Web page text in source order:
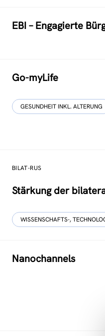
EBI – Engagierte
Go-myLife
GESUNDHEIT INKL. ALTERUNG
BILAT-RUS
Stärkung der
WISSENSCHAFTS-,
Nanochannels